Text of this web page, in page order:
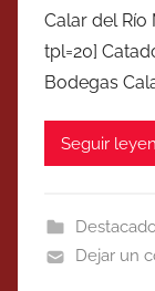
Calar del Río
tpl=20]
Bodegas
Seguir
Dejar un